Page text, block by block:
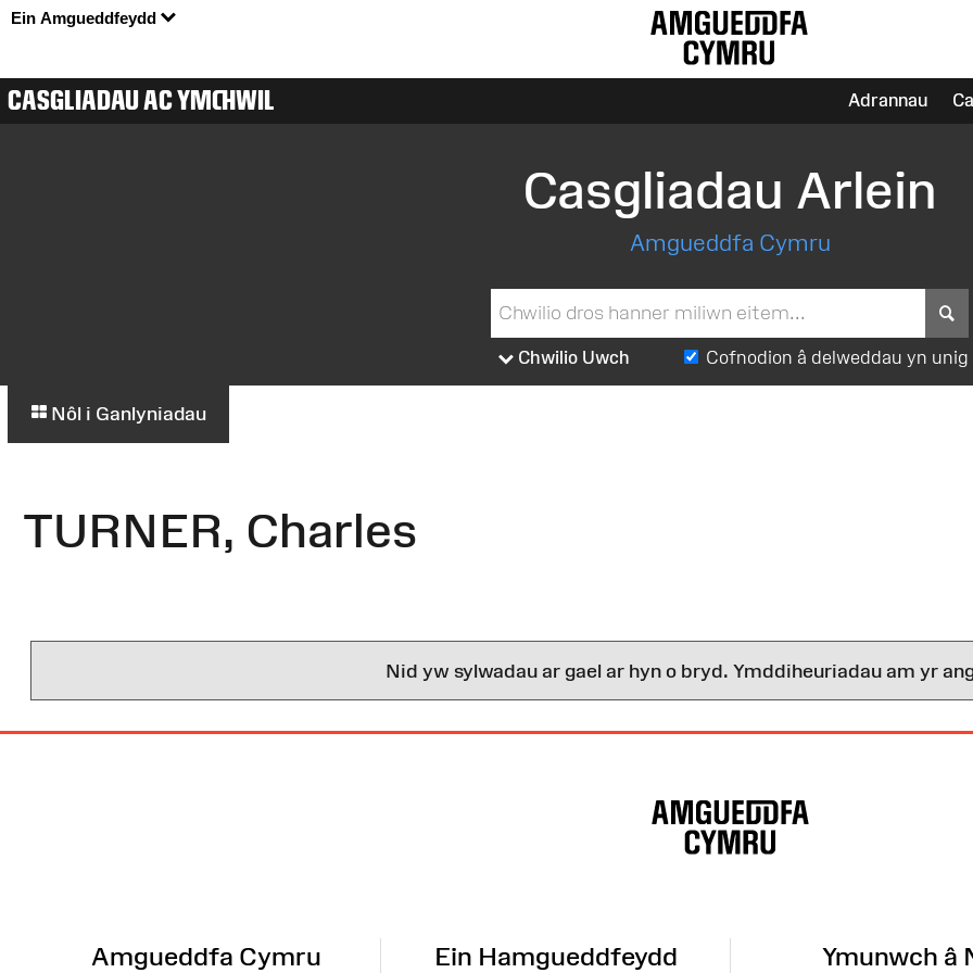
Ein Amgueddfeydd
CASGLIADAU AC YMCHWIL Adrannau
Casgliadau Arlein
Amgueddfa Cymru
Chwilio Uwch Cofnodion â delweddau yn unig
Nôl i Ganlyniadau
TURNER, Charles
Nid yw sylwadau ar gael ar hyn o bryd. Ymddiheuriadau am yr
Amgueddfa Cymru Ein Hamgueddfeydd Ymunwch â